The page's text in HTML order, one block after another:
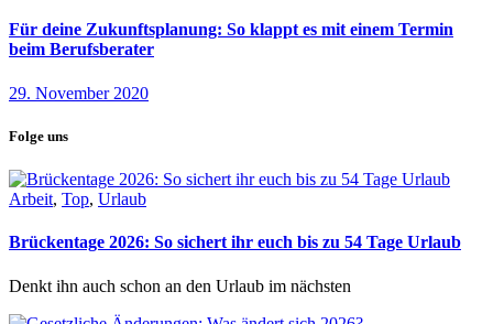
Für deine Zukunftsplanung: So klappt es mit einem Termin
beim Berufsberater
29. November 2020
Folge uns
Arbeit, Top, Urlaub
Brückentage 2026: So sichert ihr euch bis zu 54 Tage Urlaub
Denkt ihn auch schon an den Urlaub im nächsten